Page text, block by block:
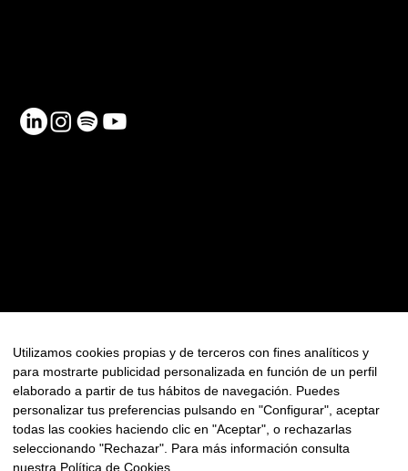
Newsletter
Utilizamos cookies propias y de terceros con fines analíticos y
para mostrarte publicidad personalizada en función de un perfil
elaborado a partir de tus hábitos de navegación. Puedes
personalizar tus preferencias pulsando en "Configurar", aceptar
todas las cookies haciendo clic en "Aceptar", o rechazarlas
seleccionando "Rechazar". Para más información consulta
nuestra Política de Cookies